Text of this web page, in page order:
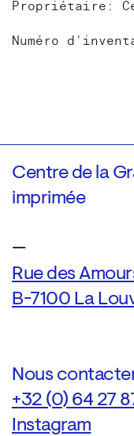
Propriétaire:
Numéro
Centre de la
imprimée
—
Rue des
B-7100 La
Nous
+32 (0) 64 27
Instagram